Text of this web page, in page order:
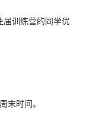
届训练营的同学优
末时间。